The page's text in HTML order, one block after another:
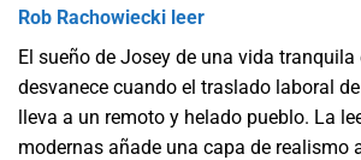
Rob Rachowiecki leer
El sueño de Josey de una vida
desvanece cuando el traslado laboral
lleva a un remoto y helado pueblo. La
modernas añade una capa de realismo